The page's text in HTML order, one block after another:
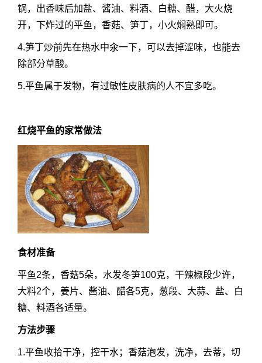
锅，出香味后加盐、酱油、料酒、白糖、醋，大火烧
开，下炸过的平鱼，香菇、笋丁，小火焖熟即可。
4.笋丁炒前先在热水中汆一下，可以去掉涩味，也能去
除部分草酸。
5.平鱼属于发物，有过敏性皮肤病的人不宜多吃。
红烧平鱼的家常做法
食材准备
平鱼2条，香菇5朵，水发冬笋100克，干辣椒段少许，
大料2个，姜片、酱油、醋各5克，葱段、大蒜、盐、白
糖、料酒各适量。
方法步骤
1.平鱼收拾干净，控干水；香菇泡发，洗净，去蒂，切